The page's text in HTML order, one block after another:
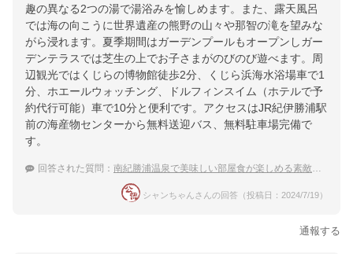
趣の異なる2つの湯で湯浴みを愉しめます。また、露天風呂
では海の向こうに世界遺産の熊野の山々や那智の滝を望みな
がら浸れます。夏季期間はガーデンプールもオープンしガー
デンテラスでは芝生の上でお子さまがのびのび遊べます。周
辺観光ではくじらの博物館徒歩2分、くじら浜海水浴場車で1
分、ホエールウォッチング、ドルフィンスイム（ホテルで予
約代行可能）車で10分と便利です。アクセスはJR紀伊勝浦駅
前の海産物センターから無料送迎バス、無料駐車場完備で
す。
回答された質問： 南紀勝浦温泉で美味しい部屋食が楽しめる素敵なお宿
シャンちゃんさんの回答（投稿日：2024/7/19）
通報する